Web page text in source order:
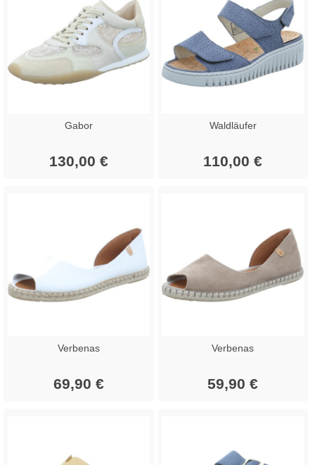
Gabor
130,00 €
Waldläufer
110,00 €
Verbenas
69,90 €
Verbenas
59,90 €